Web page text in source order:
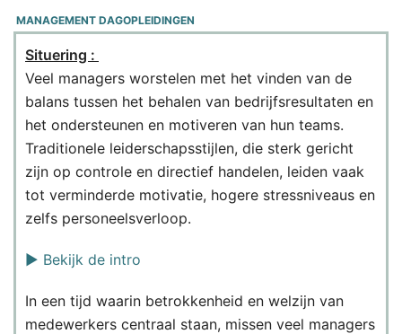
Situering :
Veel managers worstelen met het vinden van de
balans tussen het behalen van bedrijfsresultaten en
het ondersteunen en motiveren van hun teams.
Traditionele leiderschapsstijlen, die sterk gericht
zijn op controle en directief handelen, leiden vaak
tot verminderde motivatie, hogere stressniveaus en
zelfs personeelsverloop.
▶️ Bekijk de intro
In een tijd waarin betrokkenheid en welzijn van
medewerkers centraal staan, missen veel managers
MANAGEMENT DAGOPLEIDINGEN